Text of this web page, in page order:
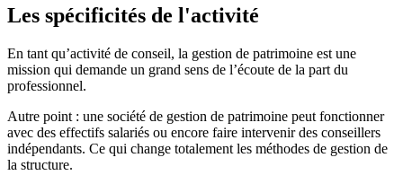
Les spécificités de l'activité
En tant qu’activité de conseil, la gestion de patrimoine est une
mission qui demande un grand sens de l’écoute de la part du
professionnel.
Autre point : une société de gestion de patrimoine peut fonctionner
avec des effectifs salariés ou encore faire intervenir des conseillers
indépendants. Ce qui change totalement les méthodes de gestion de
la structure.